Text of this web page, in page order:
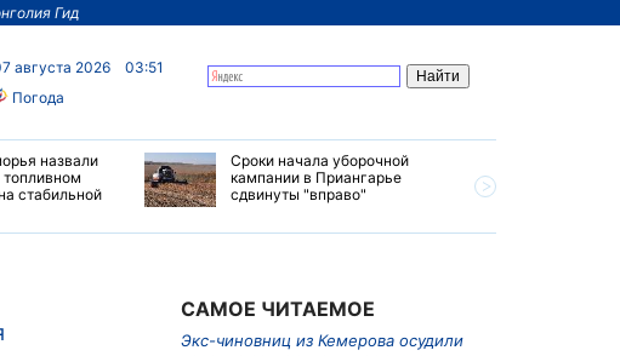
Гид
августа 2026
03:51
Погода
назвали
стабильной
Сроки начала уборочной
кампании в Приангарье
сдвинуты "вправо"
САМОЕ ЧИТАЕМОЕ
Экс-чиновниц из Кемерова осудили